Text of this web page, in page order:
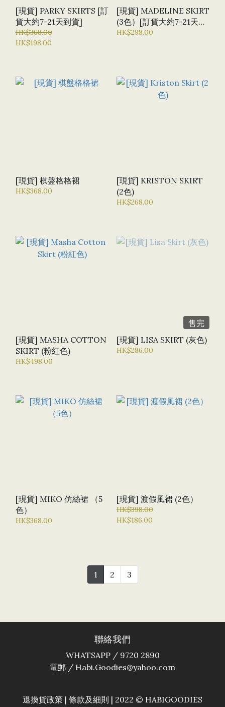
[現貨] PARKY SKIRTS [訂
貨大約7-21天到貨]
HK$368.00
HK$198.00
[現貨] MADELINE SKIRT
(3色）[訂貨大約7-21天到
貨]
HK$298.00
[現貨] 棋盤格格裙
HK$368.00
[現貨] KRISTON SKIRT
(2色)
HK$268.00
[現貨] MASHA COTTON
SKIRT (粉紅色)
HK$498.00
售完
[現貨] LISA SKIRT (灰色)
HK$286.00
[現貨] MIKO 仿絲裙 （5
色）
HK$368.00
[現貨] 渡假風裙 (2色）
HK$398.00
HK$186.00
1 2 3
聯絡我們
WHATSAPP / 9720 2890
電郵 / Habi.Goodies@yahoo.com
退換貨政策 | 條款及細則 | 2022 © HABIGOODIES